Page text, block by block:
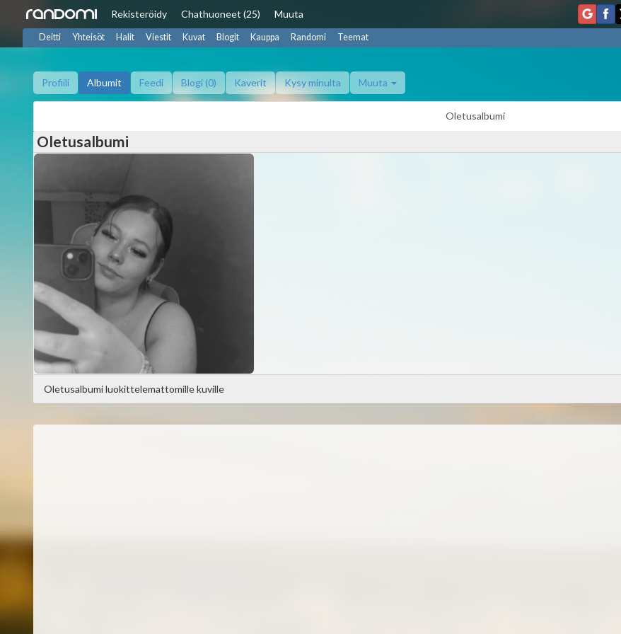
Rekisteröidy Chathuoneet (25) Muuta
Deitti Yhteisöt Halit Viestit Kuvat Blogit Kauppa Randomi Teemat
Profiili Albumit Feedi Blogi (0) Kaverit Kysy minulta Muuta
Oletusalbumi
Oletusalbumi
Oletusalbumi luokittelemattomille kuville